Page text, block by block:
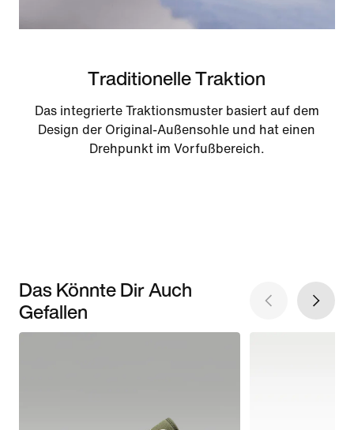
Traditionelle Traktion
Das integrierte Traktionsmuster basiert auf dem
Design der Original-Außensohle und hat einen
Drehpunkt im Vorfußbereich.
Das Könnte Dir Auch
Gefallen